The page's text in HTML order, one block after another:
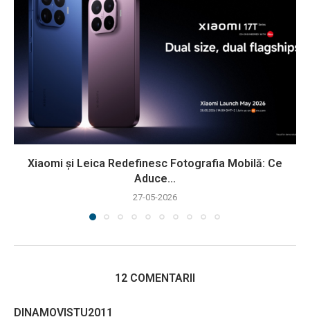
Xiaomi și Leica Redefinesc Fotografia Mobilă: Ce
Aduce...
27-05-2026
12 COMENTARII
DINAMOVISTU2011